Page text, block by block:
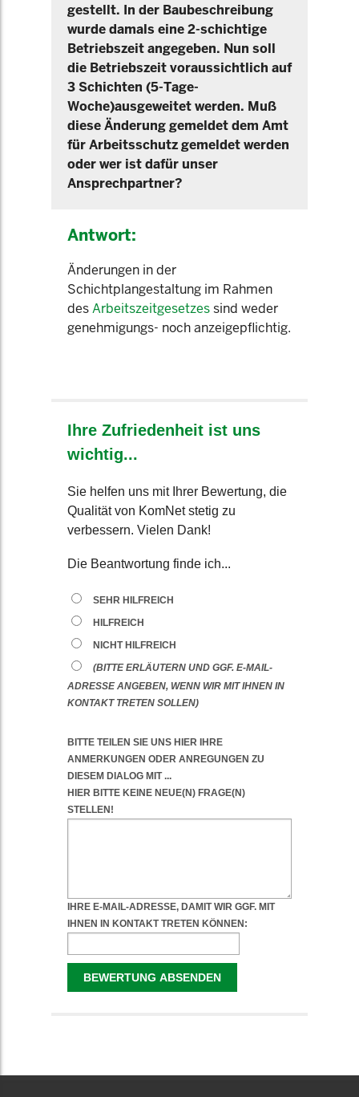
gestellt. In der Baubeschreibung
wurde damals eine 2-schichtige
Betriebszeit angegeben. Nun soll
die Betriebszeit voraussichtlich auf
3 Schichten (5-Tage-
Woche)ausgeweitet werden. Muß
diese Änderung gemeldet dem Amt
für Arbeitsschutz gemeldet werden
oder wer ist dafür unser
Ansprechpartner?
Antwort:
Änderungen in der
Schichtplangestaltung im Rahmen
desArbeitszeitgesetzessind weder
genehmigungs- noch anzeigepflichtig.
INFORMATIONEN